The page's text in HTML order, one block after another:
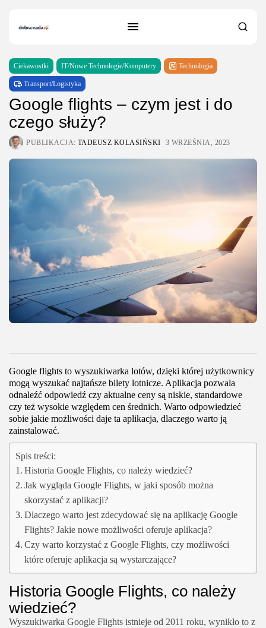
Ciekawostki IT/Nowe Technologie/Komputery Technologia
Transport/Logistyka
Google flights – czym jest i do
czego służy?
PUBLIKACJA: TADEUSZ KOLASIŃSKI 3 WRZEŚNIA, 2023
Google flights to wyszukiwarka lotów, dzięki której użytkownicy
mogą wyszukać najtańsze bilety lotnicze. Aplikacja pozwala
odnaleźć odpowiedź czy aktualne ceny są niskie, standardowe
czy też wysokie względem cen średnich. Warto odpowiedzieć
sobie jakie możliwości daje ta aplikacja, dlaczego warto ją
zainstalować.
Spis treści:
Historia Google Flights, co należy wiedzieć?
Jak wygląda Google Flights, w jaki sposób można
skorzystać z aplikacji?
Dlaczego warto jest zdecydować się na aplikację Google
Flights? Jakie nowe możliwości oferuje aplikacja?
Czy warto korzystać z Google Flights, czy możliwości
które oferuje aplikacja są wystarczające?
Historia Google Flights, co należy
wiedzieć?
Wyszukiwarka Google Flights istnieje od 2011 roku, wynikło to z